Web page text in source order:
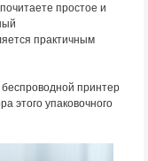
простое и
практичным
принтер
этого упаковочного